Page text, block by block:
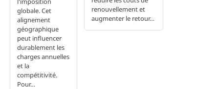
globale. Cet
alignement
géographique
peut influencer
durablement les
charges annuelles
et la
compétitivité.
Pour…
renouvellement et
augmenter le retour…